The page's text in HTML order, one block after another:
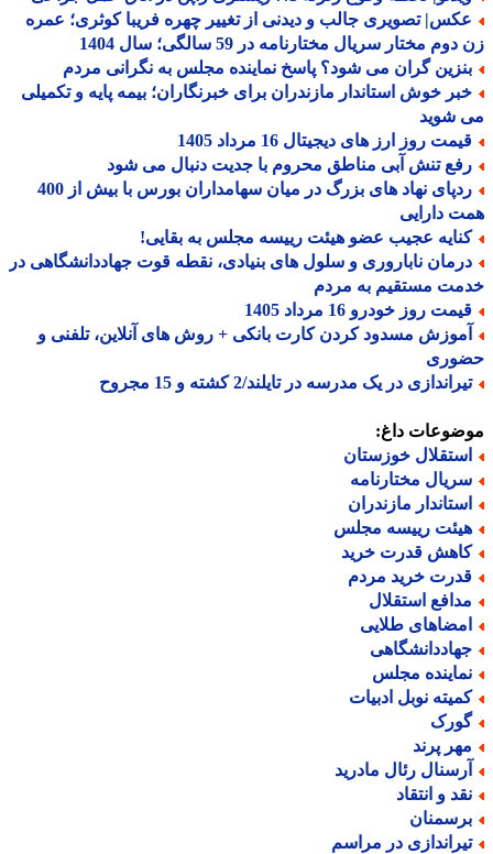
تصویری جالب و دیدنی از تغییر چهره فریبا کوثری؛ عمره
مختار سریال مختارنامه در 59 سالگی؛ سال 1404
گران می شود؟ پاسخ نماینده مجلس به نگرانی مردم
خوش استاندار مازندران برای خبرنگاران؛ بیمه پایه و تکمیلی
شوید
روز ارز های دیجیتال 16 مرداد 1405
تنش آبی مناطق محروم با جدیت دنبال می شود
ردپای نهاد های بزرگ در میان سهامداران بورس با بیش از 400
دارایی
عجیب عضو هیئت رییسه مجلس به بقایی!
ناباروری و سلول های بنیادی، نقطه قوت جهاددانشگاهی در
مستقیم به مردم
روز خودرو 16 مرداد 1405
مسدود کردن کارت بانکی + روش های آنلاین، تلفنی و
در یک مدرسه در تایلند/2 کشته و 15 مجروح
داغ:
خوزستان
مختارنامه
مازندران
رییسه مجلس
قدرت خرید
خرید مردم
استقلال
طلایی
مجلس
نوبل ادبیات
پرند
رئال مادرید
و انتقاد
در مراسم